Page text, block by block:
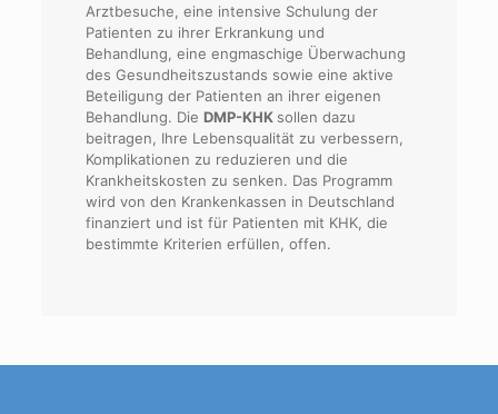
Arztbesuche, eine intensive Schulung der
Patienten zu ihrer Erkrankung und
Behandlung, eine engmaschige Überwachung
des Gesundheitszustands sowie eine aktive
Beteiligung der Patienten an ihrer eigenen
Behandlung. DieDMP-KHK sollen dazu
beitragen, Ihre Lebensqualität zu verbessern,
Komplikationen zu reduzieren und die
Krankheitskosten zu senken. Das Programm
wird von den Krankenkassen in Deutschland
finanziert und ist für Patienten mit KHK, die
bestimmte Kriterien erfüllen, offen.